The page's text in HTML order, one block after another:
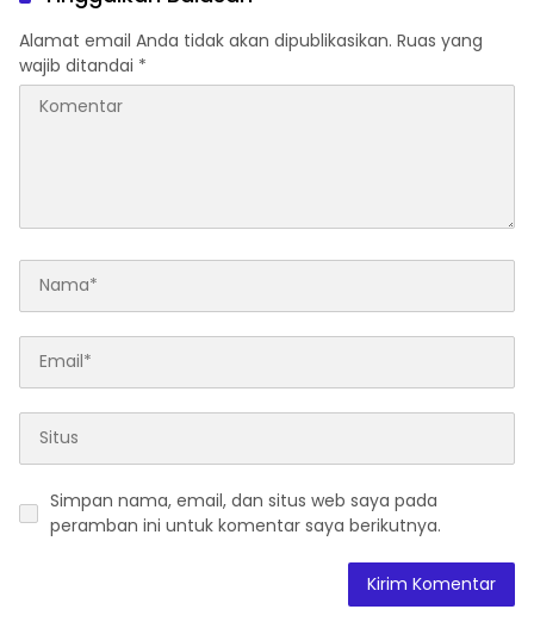
Alamat email Anda tidak akan dipublikasikan. Ruas yang
wajib ditandai *
Simpan nama, email, dan situs web saya pada
peramban ini untuk komentar saya berikutnya.